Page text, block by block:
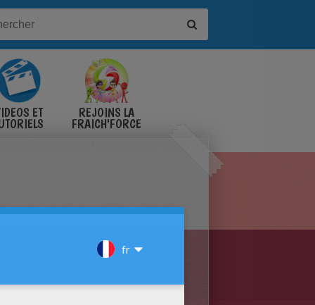
ET REJOINS LA
FRAICH'FORCE